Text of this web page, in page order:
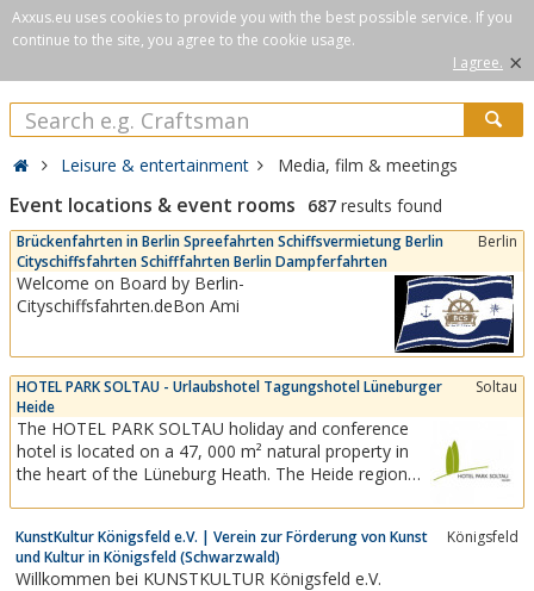
Axxus.eu uses cookies to provide you with the best possible service. If you
continue to the site, you agree to the cookie usage.
I agree. ×
Leisure & entertainment Media, film & meetings
Event locations & event rooms 687 results found
Brückenfahrten in Berlin Spreefahrten Schiffsvermietung Berlin
Cityschiffsfahrten Schifffahrten Berlin Dampferfahrten
Berlin
Welcome on Board by Berlin-
Cityschiffsfahrten.deBon Ami
HOTEL PARK SOLTAU - Urlaubshotel Tagungshotel Lüneburger
Heide
Soltau
The HOTEL PARK SOLTAU holiday and conference
hotel is located on a 47, 000 m² natural property in
the heart of the Lüneburg Heath. The Heide region
heritage houses, take a horse-drawn carriage ride
through the Lüneburg Heath,...
KunstKultur Königsfeld e.V. | Verein zur Förderung von Kunst
und Kultur in Königsfeld (Schwarzwald)
Königsfeld
Willkommen bei KUNSTKULTUR Königsfeld e.V.